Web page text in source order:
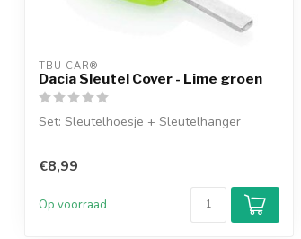
TBU CAR®
Dacia Sleutel Cover - Lime groen
Set: Sleutelhoesje + Sleutelhanger
€8,99
Op voorraad